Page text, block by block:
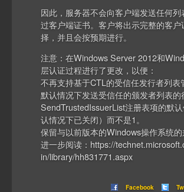
因此，服务器不会向客户端发送任何列
过客户端证书。客户将出示完整的客
择，并且会按预期进行。
注意：在Windows Server 2012和
层认证过程进行了更改，以便：
不再支持基于CTL的受信任发行者列表
默认情况下发送受信任的颁发者列表的
SendTrustedIssuerList注册表项的默
认情况下已关闭）而不是1。
保留与以前版本的Windows操作系统的
进一步阅读：https://
in/library/hh831771.aspx
Facebook